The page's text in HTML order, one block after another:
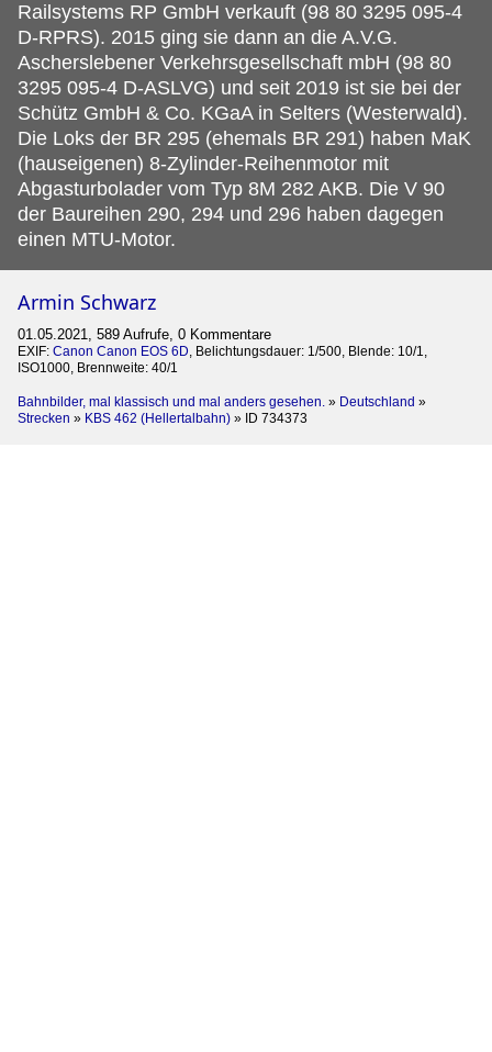
Railsystems RP GmbH verkauft (98 80 3295 095-4
D-RPRS). 2015 ging sie dann an die A.V.G.
Ascherslebener Verkehrsgesellschaft mbH (98 80
3295 095-4 D-ASLVG) und seit 2019 ist sie bei der
Schütz GmbH & Co. KGaA in Selters (Westerwald).
Die Loks der BR 295 (ehemals BR 291) haben MaK
(hauseigenen) 8-Zylinder-Reihenmotor mit
Abgasturbolader vom Typ 8M 282 AKB. Die V 90
der Baureihen 290, 294 und 296 haben dagegen
einen MTU-Motor.
Armin Schwarz
01.05.2021, 589 Aufrufe, 0 Kommentare
EXIF: Canon Canon EOS 6D, Belichtungsdauer: 1/500, Blende: 10/1,
ISO1000, Brennweite: 40/1
Bahnbilder, mal klassisch und mal anders gesehen. » Deutschland »
Strecken » KBS 462 (Hellertalbahn) » ID 734373